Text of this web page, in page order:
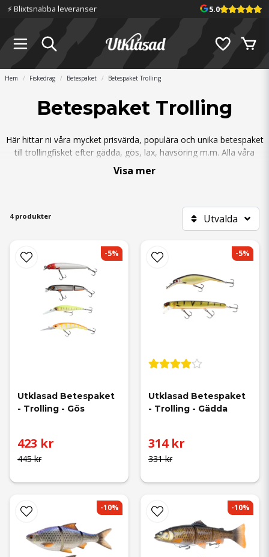
⚡️ Blixtsnabba leveranser 5.0
Hem Fiskedrag Betespaket Betespaket Trolling
Betespaket Trolling
Här hittar ni våra mycket prisvärda, populära och unika betespaket
till trollingfisket efter gädda, gös, lax, havsöring m.m. Alla våra
trollingpaket är paket med våra favoritdrag som vi själva har satt
ihop. Alla paketen är skräddarsydda för att passa såväl nybörjare
säga att det är Black Week året om!
trollingset
trollingtillbehör
för att ge dig en fulländad
fiskeupplevelse.
Visa mer
4 produkter Utvalda
Utklasad Betespaket
- Trolling - Gös
445 kr
423 kr
-5%
Utklasad Betespaket
- Trolling - Gädda
331 kr
314 kr
-5%
-10% -10%